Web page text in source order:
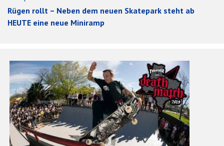
Rügen rollt – Neben dem neuen Skatepark steht ab
HEUTE eine neue Miniramp